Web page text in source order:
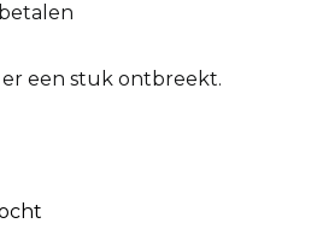
een stuk ontbreekt.